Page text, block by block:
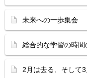
未来への一歩集会
総合的な学習の時間
2月は去る、そして